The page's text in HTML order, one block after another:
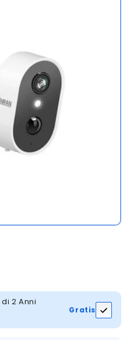
1
Confezione
2 Anni
Gratis